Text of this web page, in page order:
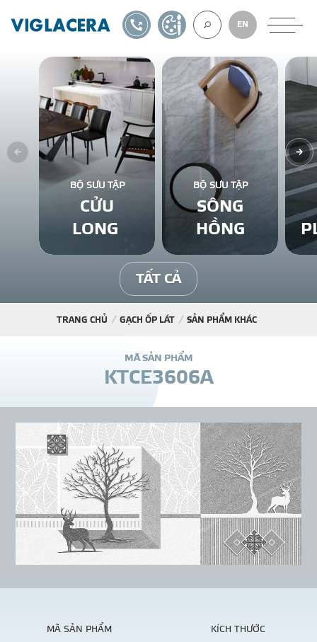
VỀ CHÚNG
GẠCH ỐP LÁT
BÊ TÔNG KHÍ
NGÓI LỢP
KÊNH PHÂN
THƯ
TIN SỰ KIỆN
TIN CHUYÊN MÔN
EN
1900561582TỰ THIẾT KẾ
BỘ SƯU TẬP
CỬU
LONG
BỘ SƯU TẬP
SÔNG
HỒNG
TẤT CẢ
TRANG CHỦ GẠCH ỐP LÁT SẢN PHẨM KHÁC
MÃ SẢN PHẨM
KTCE3606A
MÃ SẢN PHẨM KÍCH THƯỚC